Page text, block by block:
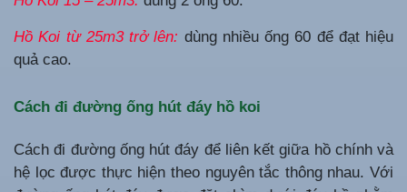
Hồ Koi từ 25m3 trở lên: dùng nhiều ống 60 để đạt hiệu
quả cao.
Cách đi đường ống hút đáy hồ koi
Cách đi đường ống hút đáy để liên kết giữa hồ chính và
hệ lọc được thực hiện theo nguyên tắc thông nhau. Với